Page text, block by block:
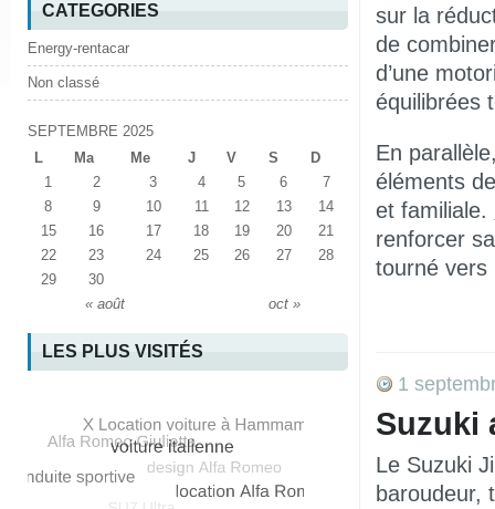
sur la
de
d’une
équilibrées
En
éléments
et familiale.
renforcer
tourné vers
1
Suzuki
Le Suzuki
baroudeur,
CATEGORIES
Energy-rentacar
Non classé
SEPTEMBRE 2025
L
Ma Me J V S D
« août oct »
1 2 3 4 5 6
7
8
9 10 11 12 13
14
15
16 17 18 19 20
21
22
23 24 25 26 27
28
29
30
LES PLUS VISITÉS